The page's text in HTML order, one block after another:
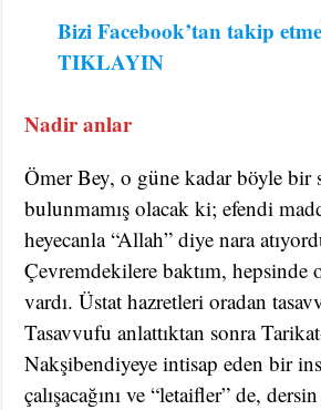
Bizi Facebook’tan takip
TIKLAYIN
Nadir anlar
Ömer Bey, o güne kadar böyle bir
bulunmamış olacak ki; efendi
heyecanla “Allah” diye nara
Çevremdekilere baktım, hepsinde
vardı. Üstat hazretleri oradan
Tasavvufu anlattıktan sonra
Nakşibendiyeye intisap eden bir
çalışacağını ve “letaifler” de, dersin